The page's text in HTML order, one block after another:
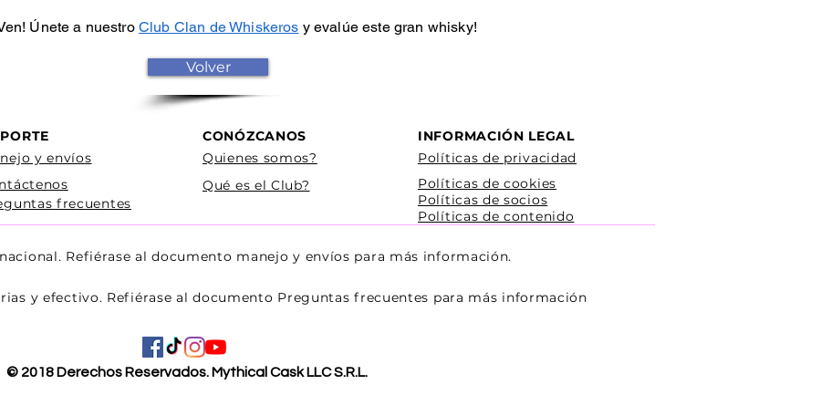
Únete a nuestro Club Clan de Whiskeros y evalúe este gran whisky!
Volver
y envíos
CONÓZCANOS
Quienes somos?
Qué es el Club?
frecuentes
INFORMACIÓN LEGAL
Políticas de privacidad
Políticas de cookies
Políticas de socios
Políticas de contenido
Refiérase al documento manejo y envíos para más información.
y efectivo. Refiérase al documento Preguntas frecuentes para más información
© 2018 Derechos Reservados. Mythical Cask LLC S.R.L.